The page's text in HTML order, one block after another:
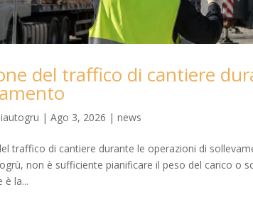
del traffico di cantiere
|Ago 3, 2026 |news
traffico di cantiere durante le operazioni di
non è sufficiente pianificare il peso del carico o
è la...